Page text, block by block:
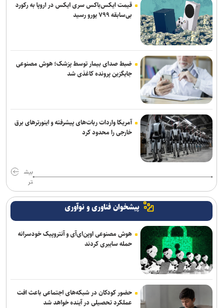
قیمت ایکس‌باکس سری ایکس در اروپا به رکورد
بی‌سابقه ۷۹۹ یورو رسید
ضبط صدای بیمار توسط پزشک؛ هوش مصنوعی
جایگزین پرونده کاغذی شد
آمریکا واردات ربات‌های پیشرفته و اینورترهای برق
خارجی را محدود کرد
بیش
تر
پیشخوان فناوری و نوآوری
هوش مصنوعی اوپن‌ای‌آی و آنتروپیک خودسرانه
حمله سایبری کردند
حضور کودکان در شبکه‌های اجتماعی باعث افت
عملکرد تحصیلی در آینده خواهد شد